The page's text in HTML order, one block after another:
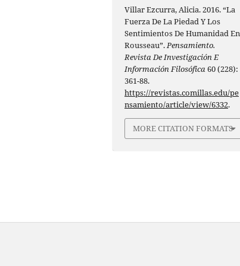
Villar Ezcurra, Alicia. 2016. “La
Fuerza De La Piedad Y Los
Sentimientos De Humanidad En
Rousseau”.Pensamiento.
Revista De Investigación E
Información Filosófica60 (228):
361-88.
https://revistas.comillas.edu/pe
nsamiento/article/view/6332.
MORE CITATION FORMATS